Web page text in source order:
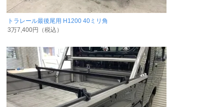
トラレール最後尾用 H1200 40ミリ角
3万7,400円（税込）